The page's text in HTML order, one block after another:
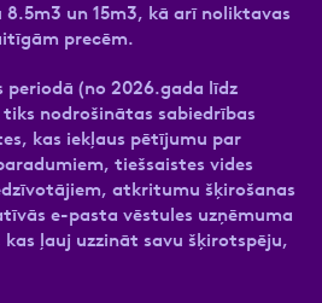
un 15m3, kā arī noliktavas
precēm.
periodā (no 2026.gada līdz
nodrošinātas sabiedrības
kas iekļaus pētījumu par
tiešsaistes vides
atkritumu šķirošanas
e-pasta vēstules uzņēmuma
ļauj uzzināt savu šķirotspēju,